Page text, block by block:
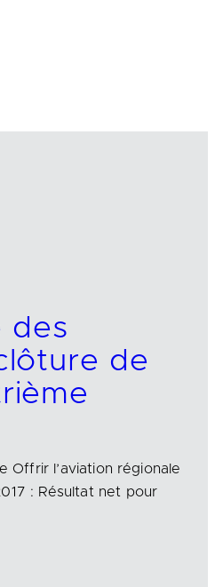
des
de
Offrir l’aviation régionale
: Résultat net pour